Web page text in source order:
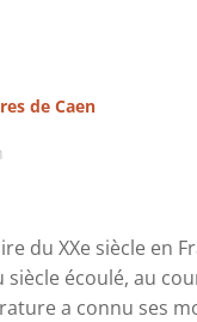
de Caen
du XXe siècle en
siècle écoulé, au
a connu ses